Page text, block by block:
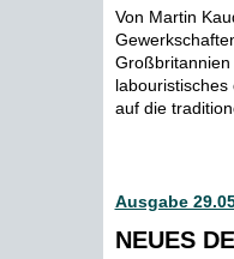
Von Martin
auf die
Ausgabe
NEUES